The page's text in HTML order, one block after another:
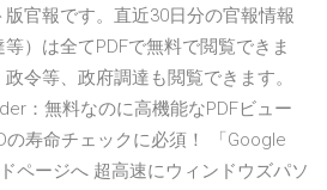
官報です。直近30日分の官報情報
等）は全てPDFで無料で閲覧できま
令等、政府調達も閲覧できます。
：無料なのに高機能なPDFビュー
の寿命チェックに必須！ 「Google
ページへ 超高速にウィンドウズパソ